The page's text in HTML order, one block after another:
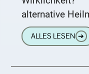
alternative
der
Jahren sind
ALLES LESEN ➔